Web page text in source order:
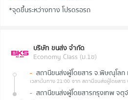
*จุดขึ้นระหว่างทาง โปรดรอรถ
บริษัท ขนส่ง จำกัด
Economy Class (ม.1ข)
- สถานีขนส่งผู้โดยสาร จ.พิษณุโลก
เวลาต้นทาง 21:00 จาก สถานีขนส่งผู้โดยสา
- สถานีขนส่งผู้โดยสารกรุงเทพ จตุ